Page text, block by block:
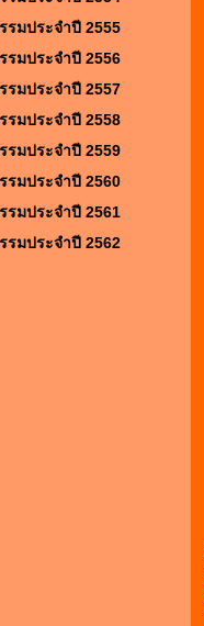
รมประจำปี 2555
รมประจำปี 2556
รมประจำปี 2557
รมประจำปี 2558
รมประจำปี 2559
รมประจำปี 2560
รมประจำปี 2561
รมประจำปี 2562